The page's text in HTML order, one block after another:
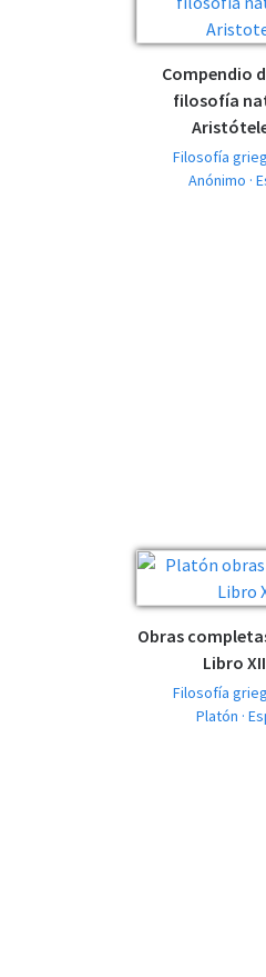
Compendio
filosofía
Filosofía
Anónimo ·
Obras
Libro XII
Filosofía
Platón ·